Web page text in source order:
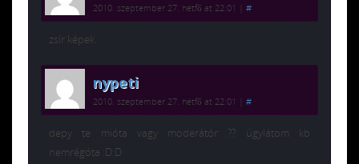
2010. szeptember 27. hétfő at 22:01 #
zsír képek.
nypeti
2010. szeptember 27. hétfő at 22:01 #
depy te mióta vagy moderátór ?? úgylátom kb
nemrégóta :D:D